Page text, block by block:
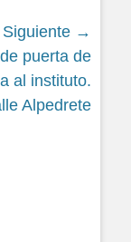
Siguiente →
puerta de
al instituto.
Alpedrete